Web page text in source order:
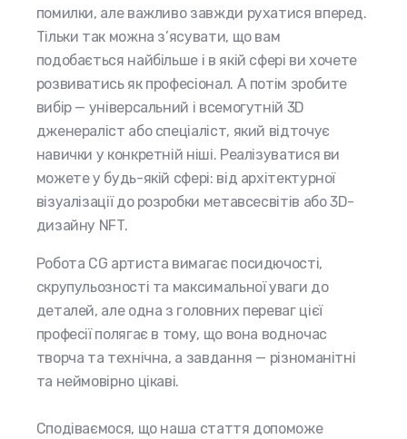
помилки, але важливо завжди рухатися вперед.
Тільки так можна з’ясувати, що вам
подобається найбільше і в якій сфері ви хочете
розвиватись як професіонал. А потім зробите
вибір — універсальний і всемогутній 3D
дженераліст або спеціаліст, який відточує
навички у конкретній ніші. Реалізуватися ви
можете у будь-якій сфері: від архітектурної
візуалізації до розробки метавсесвітів або 3D-
дизайну NFT.
Робота CG артиста вимагає посидючості,
скрупульозності та максимальної уваги до
деталей, але одна з головних переваг цієї
професії полягає в тому, що вона водночас
творча та технічна, а завдання — різноманітні
та неймовірно цікаві.
Сподіваємося, що наша стаття допоможе